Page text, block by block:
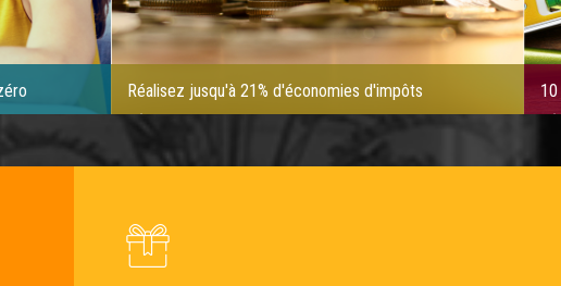
Réalisez jusqu'à 21% d'économies d'impôts